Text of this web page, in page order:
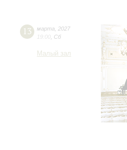
13 марта
2027
19:00
Сб
Малый зал